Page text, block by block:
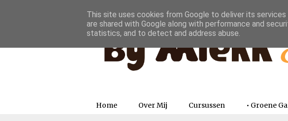
Home Over Mij Cursussen • Groene
This site uses cookies from Google to deliver its
are shared with Google along with performance and
statistics, and to detect and address abuse.